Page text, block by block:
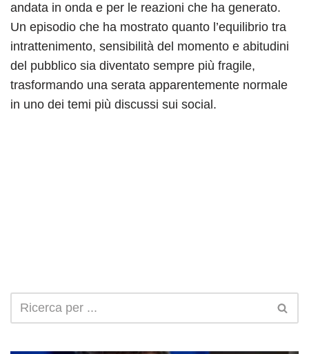
andata in onda e per le reazioni che ha generato.
Un episodio che ha mostrato quanto l’equilibrio tra
intrattenimento, sensibilità del momento e abitudini
del pubblico sia diventato sempre più fragile,
trasformando una serata apparentemente normale
in uno dei temi più discussi sui social.